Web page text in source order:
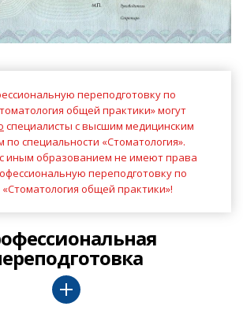
переподготовку по
общей практики» могут
специалисты с высшим медицинским
по специальности «Стоматология».
иным образованием не имеют права
переподготовку по
общей практики»!